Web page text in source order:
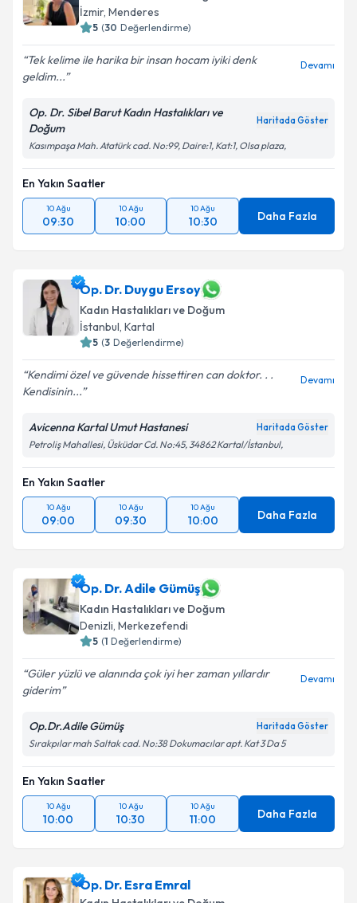
İzmir, Menderes
5 (30 Değerlendirme)
Tek kelime ile harika bir insan hocam iyiki denk
geldim...
Devamı
Op. Dr. Sibel Barut Kadın Hastalıkları ve
Doğum
Haritada Göster
Kasımpaşa Mah. Atatürk cad. No:99, Daire:1, Kat:1, Olsa plaza,
En Yakın Saatler
10 Ağu
09:30
10 Ağu
10:00
10 Ağu
10:30 Daha Fazla
Op. Dr. Duygu Ersoy
Kadın Hastalıkları ve Doğum
İstanbul, Kartal
5 (3 Değerlendirme)
Kendimi özel ve güvende hissettiren can doktor. . .
Kendisinin...
Devamı
Avicenna Kartal Umut Hastanesi Haritada Göster
Petroliş Mahallesi, Üsküdar Cd. No:45, 34862 Kartal/İstanbul,
En Yakın Saatler
10 Ağu
09:00
10 Ağu
09:30
10 Ağu
10:00 Daha Fazla
Op. Dr. Adile Gümüş
Kadın Hastalıkları ve Doğum
Denizli, Merkezefendi
5 (1 Değerlendirme)
Güler yüzlü ve alanında çok iyi her zaman yıllardır
giderim
Devamı
Op.Dr.Adile Gümüş Haritada Göster
Sırakpılar mah Saltak cad. No:38 Dokumacılar apt. Kat 3 Da 5
En Yakın Saatler
10 Ağu
10:00
10 Ağu
10:30
10 Ağu
11:00 Daha Fazla
Op. Dr. Esra Emral